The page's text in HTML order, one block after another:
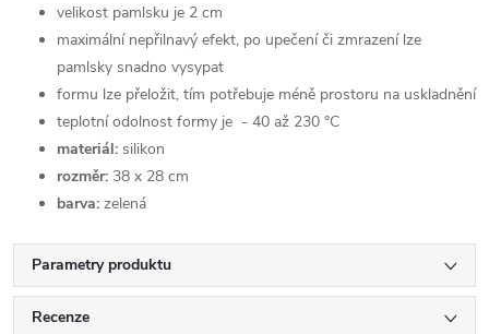
velikost pamlsku je 2 cm
maximální nepřilnavý efekt, po upečení či zmrazení lze
pamlsky snadno vysypat
formu lze přeložit, tím potřebuje méně prostoru na uskladnění
teplotní odolnost formy je - 40 až 230 °C
materiál: silikon
rozměr: 38 x 28 cm
barva: zelená
Parametry produktu
Recenze